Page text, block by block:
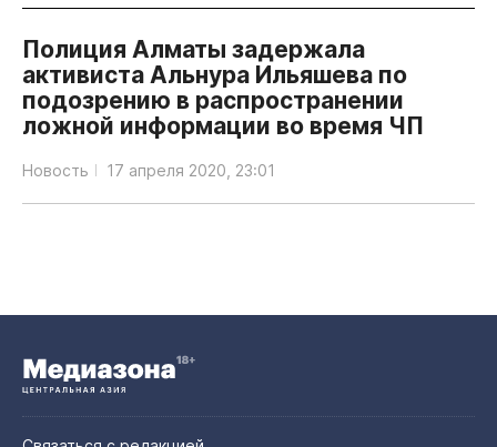
Полиция Алматы задержала
активиста Альнура Ильяшева по
подозрению в распространении
ложной информации во время ЧП
Новость 17 апреля 2020, 23:01